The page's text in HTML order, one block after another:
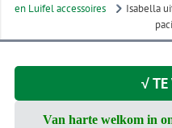
en Luifel accessoires
Isabella
√ TE
Van harte welkom in